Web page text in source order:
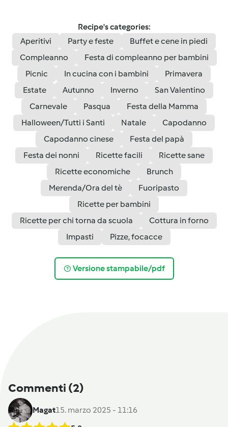
Recipe's categories:
Aperitivi
Party e feste
Buffet e cene in piedi
Compleanno
Festa di compleanno per bambini
Picnic
In cucina con i bambini
Primavera
Estate
Autunno Inverno
San Valentino
Carnevale
Pasqua
Festa della Mamma
Halloween/Tutti i Santi
Natale
Capodanno
Capodanno cinese
Festa del papà
Festa dei nonni
Ricette facili
Ricette sane
Ricette economiche
Brunch
Merenda/Ora del tè
Fuoripasto
Ricette per bambini
Ricette per chi torna da scuola
Cottura in forno
Impasti
Pizze, focacce
Versione stampabile/pdf
Commenti (2)
Magat15. marzo 2025 - 11:16